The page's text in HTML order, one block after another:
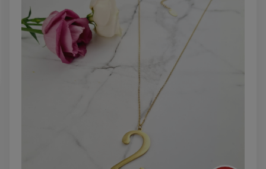
DO KOSZYKA